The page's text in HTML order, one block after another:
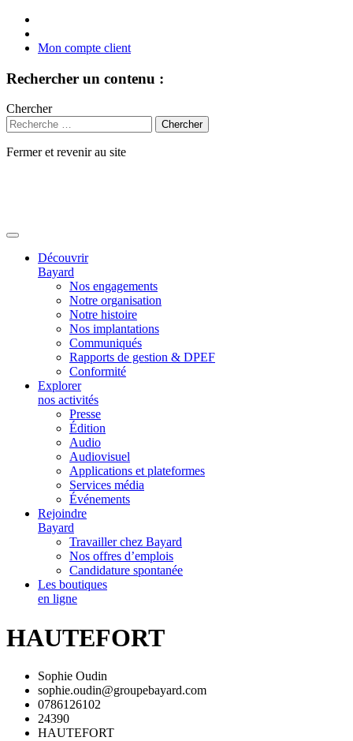
Mon compte client
Rechercher un contenu :
Chercher
Fermer et revenir au site
Découvrir
Bayard
Nos engagements
Notre organisation
Notre histoire
Nos implantations
Communiqués
Rapports de gestion & DPEF
Conformité
Explorer
nos activités
Presse
Édition
Audio
Audiovisuel
Applications et plateformes
Services média
Événements
Rejoindre
Bayard
Travailler chez Bayard
Nos offres d’emplois
Candidature spontanée
Les boutiques
en ligne
HAUTEFORT
Sophie Oudin
sophie.oudin@groupebayard.com
0786126102
24390
HAUTEFORT